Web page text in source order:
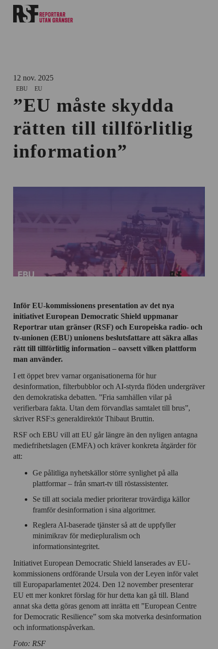
12 nov. 2025
EBU EU
”EU måste skydda
rätten till tillförlitlig
information”
Inför EU-kommissionens presentation av det nya
initiativet European Democratic Shield uppmanar
Reportrar utan gränser (RSF) och Europeiska radio- och
tv-unionen (EBU) unionens beslutsfattare att säkra allas
rätt till tillförlitlig information – oavsett vilken plattform
man använder.
I ett öppet brev varnar organisationerna för hur
desinformation, filterbubblor och AI-styrda flöden undergräver
den demokratiska debatten. ”Fria samhällen vilar på
verifierbara fakta. Utan dem förvandlas samtalet till brus”,
skriver RSF:s generaldirektör Thibaut Bruttin.
RSF och EBU vill att EU går längre än den nyligen antagna
mediefrihetslagen (EMFA) och kräver konkreta åtgärder för
att:
Ge pålitliga nyhetskällor större synlighet på alla
plattformar – från smart-tv till röstassistenter.
Se till att sociala medier prioriterar trovärdiga källor
framför desinformation i sina algoritmer.
Reglera AI-baserade tjänster så att de uppfyller
minimikrav för mediepluralism och
informationsintegritet.
Initiativet European Democratic Shield lanserades av EU-
kommissionens ordförande Ursula von der Leyen inför valet
till Europaparlamentet 2024. Den 12 november presenterar
EU ett mer konkret förslag för hur detta kan gå till. Bland
annat ska detta göras genom att inrätta ett ”European Centre
for Democratic Resilience” som ska motverka desinformation
och informationspåverkan.
Foto: RSF